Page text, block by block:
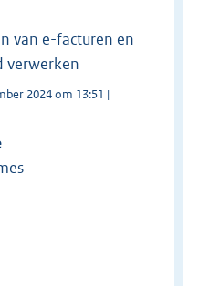
van e-facturen en
verwerken
2024 om 13:51 |